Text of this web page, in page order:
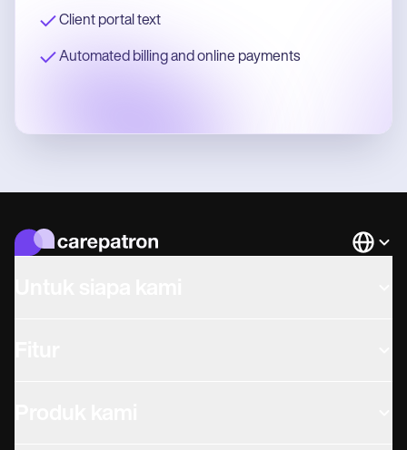
Client portal text
Automated billing and online payments